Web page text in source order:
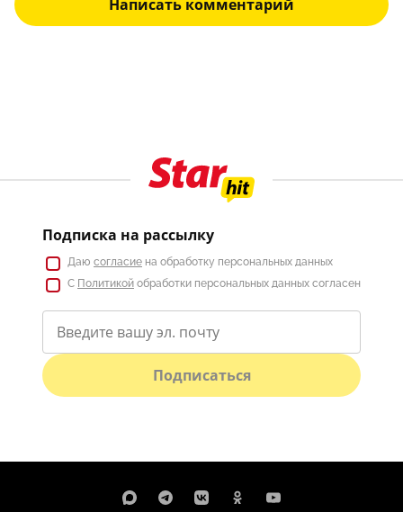
Написать комментарий
Подписка на рассылку
Даю согласие на обработку персональных данных
С Политикой обработки персональных данных согласен
Подписаться